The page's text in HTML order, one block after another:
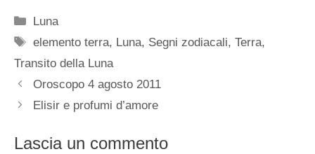
Categorie
Luna
Tag
elemento terra, Luna, Segni zodiacali,Terra,
Transito della Luna
Oroscopo 4 agosto 2011
Elisir e profumi d’amore
Lascia un commento